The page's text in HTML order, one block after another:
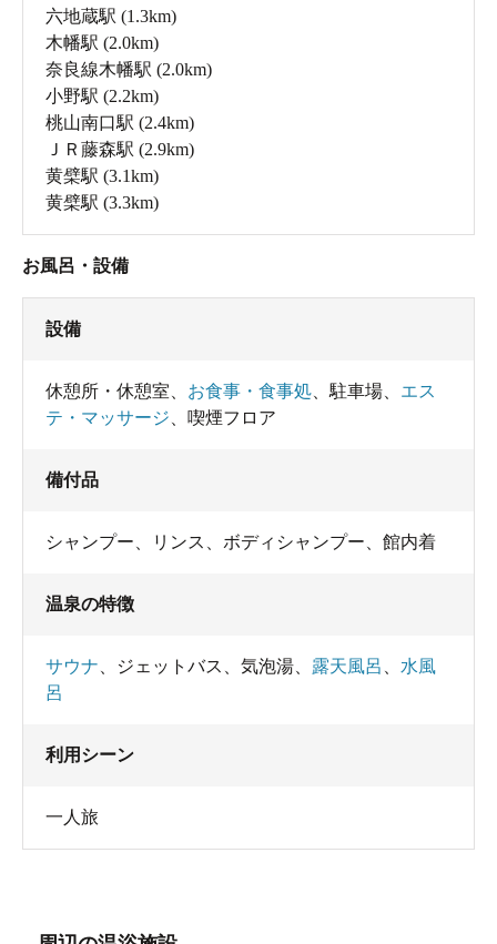
六地蔵駅 (1.3km)
木幡駅 (2.0km)
奈良線木幡駅 (2.0km)
小野駅 (2.2km)
桃山南口駅 (2.4km)
ＪＲ藤森駅 (2.9km)
黄檗駅 (3.1km)
黄檗駅 (3.3km)
お風呂・設備
設備
休憩所・休憩室 お食事・食事処 駐車場
エス
テ・マッサージ
喫煙フロア
備付品
シャンプー リンス ボディシャンプー 館内着
温泉の特徴
サウナ ジェットバス 気泡湯 露天風呂
水風
呂
利用シーン
一人旅